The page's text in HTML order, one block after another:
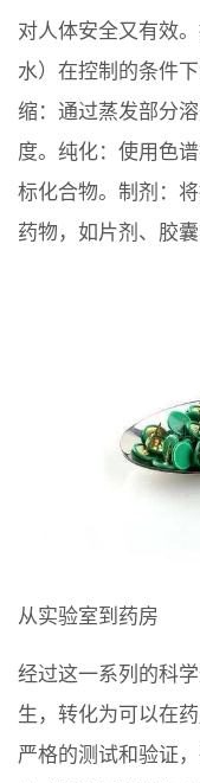
对人体安全又有效
水）在控制的条件
缩：通过蒸发部分
度。纯化：使用色
标化合物。制剂：
药物，如片剂、胶囊
从实验室到药房
经过这一系列的科
生，转化为可以在
严格的测试和验证